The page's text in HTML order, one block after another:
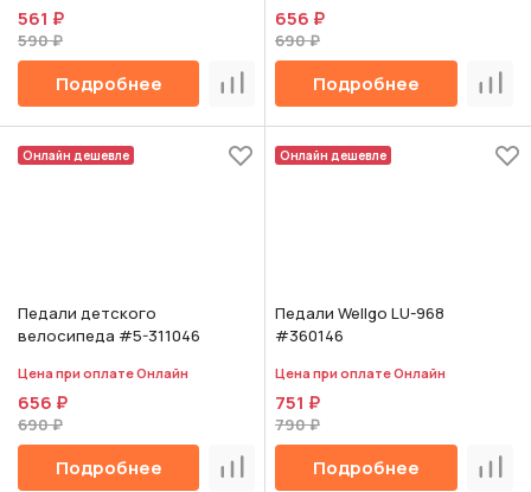
561 ₽
590 ₽
Подробнее Сравнить
656 ₽
690 ₽
Подробнее
Онлайн дешевле
Педали детского
велосипеда #5-311046
Цена при оплате Онлайн
656 ₽
690 ₽
Подробнее Сравнить
Онлайн дешевле
Педали Wellgo LU-968
#360146
Цена при оплате Онлайн
751 ₽
790 ₽
Подробнее